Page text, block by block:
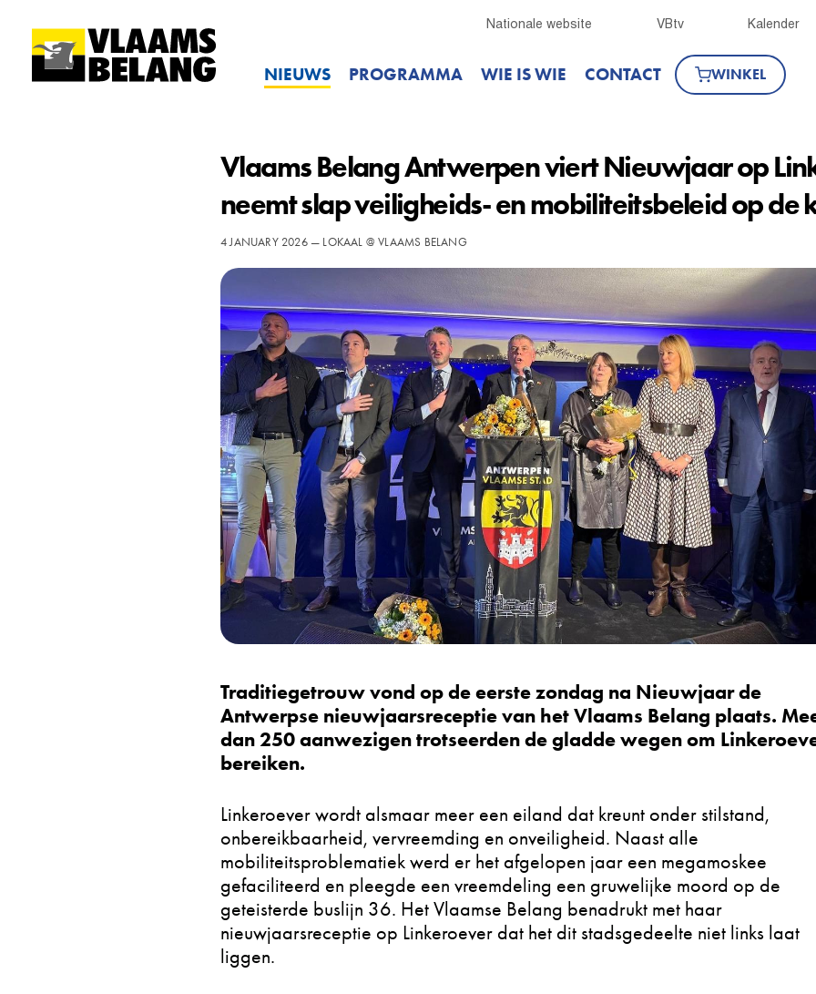
Nationale website VBtv Kalender
NIEUWS PROGRAMMA WIE IS WIE CONTACT WINKEL
Vlaams Belang Antwerpen viert Nieuwjaar op
neemt slap veiligheids- en mobiliteitsbeleid op de
4 JANUARY 2026 — LOKAAL @ VLAAMS BELANG
Traditiegetrouw vond op de eerste zondag na Nieuwjaar de
Antwerpse nieuwjaarsreceptie van het Vlaams Belang plaats.
dan 250 aanwezigen trotseerden de gladde wegen om
bereiken.
Linkeroever wordt alsmaar meer een eiland dat kreunt onder stilstand,
onbereikbaarheid, vervreemding en onveiligheid. Naast alle
mobiliteitsproblematiek werd er het afgelopen jaar een megamoskee
gefaciliteerd en pleegde een vreemdeling een gruwelijke moord op de
geteisterde buslijn 36. Het Vlaamse Belang benadrukt met haar
nieuwjaarsreceptie op Linkeroever dat het dit stadsgedeelte niet links laat
liggen.